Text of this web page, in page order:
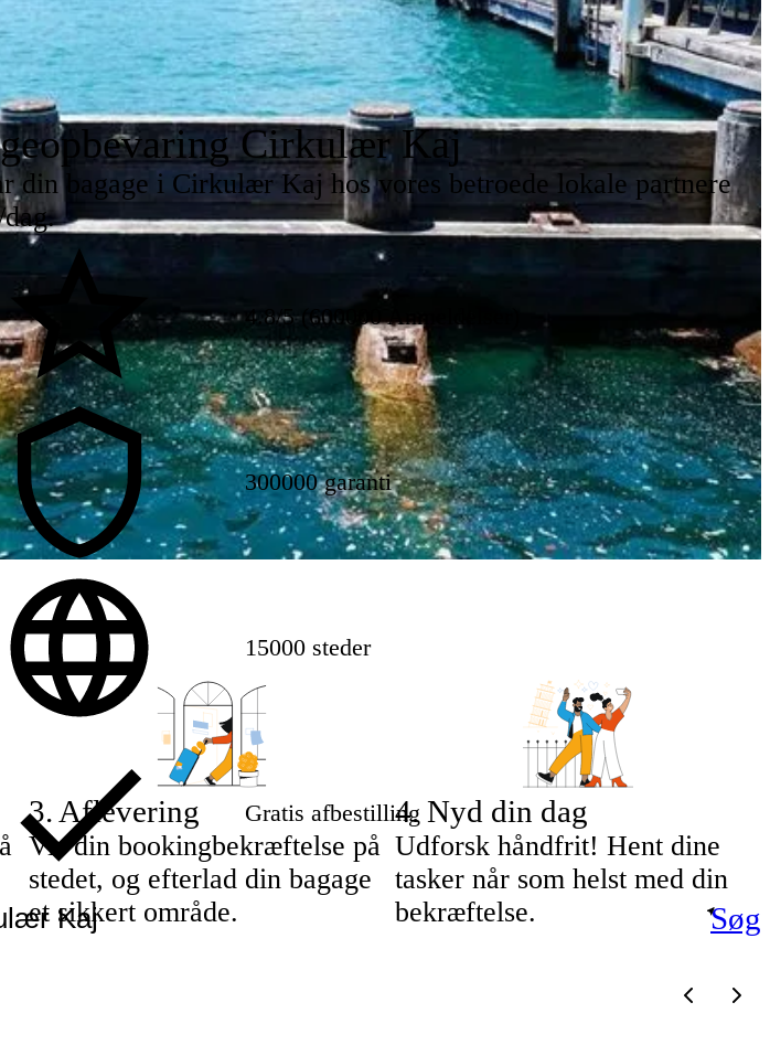
Cirkulær Kaj
din bagage i Cirkulær Kaj hos vores betroede lokale partnere
4.8/5 (600000 Anmeldelser)
300000 garanti
15000 steder
Gratis afbestilling
Søg
3. Aflevering
Vis din bookingbekræftelse på
stedet, og efterlad din bagage
et sikkert område.
4. Nyd din dag
Udforsk håndfrit! Hent dine
tasker når som helst med din
bekræftelse.